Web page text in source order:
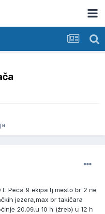
E Peca 9 ekipa tj.mesto br 2 ne
jezera,max br takičara
20.09.u 10 h (žreb) u 12 h